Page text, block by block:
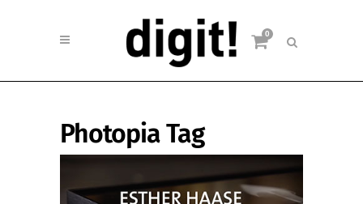
0
Photopia Tag